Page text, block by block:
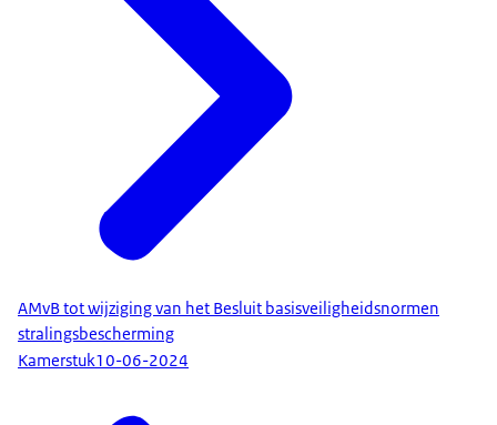
AMvB tot wijziging van het Besluit basisveiligheidsnormen
stralingsbescherming
Kamerstuk10-06-2024